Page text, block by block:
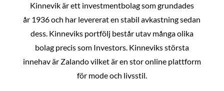
Kinnevik är ett investmentbolag som grundades
år 1936 och har levererat en stabil avkastning sedan
dess. Kinneviks portfölj består utav många olika
bolag precis som Investors. Kinneviks största
innehav är Zalando vilket är en stor online plattform
för mode och livsstil.